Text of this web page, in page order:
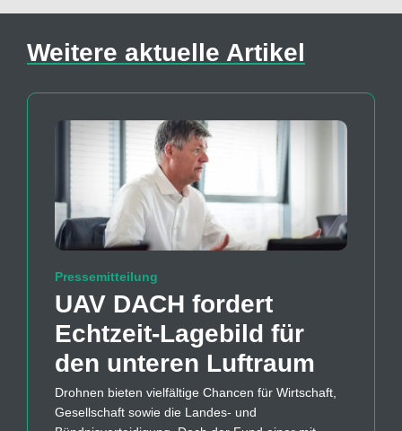
Weitere aktuelle Artikel
Pressemitteilung
UAV DACH fordert
Echtzeit-Lagebild für
den unteren Luftraum
Drohnen bieten vielfältige Chancen für Wirtschaft,
Gesellschaft sowie die Landes- und